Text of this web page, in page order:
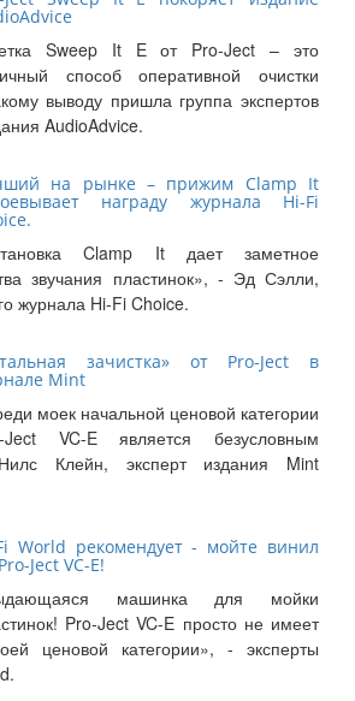
Sweep It E от Pro-Ject – это
способ оперативной очистки
выводу пришла группа экспертов
AudioAdvice.
на рынке – прижим Clamp It
награду журнала Hi-Fi
Clamp It дает заметное
звучания пластинок», - Эд Сэлли,
журнала Hi-Fi Choice.
зачистка» от Pro-Ject в
Mint
моек начальной ценовой категории
Ject VC-E является безусловным
Клейн, эксперт издания Mint
World рекомендует - мойте винил
Ject VC-E!
машинка для мойки
Pro-Ject VC-E просто не имеет
ценовой категории», - эксперты